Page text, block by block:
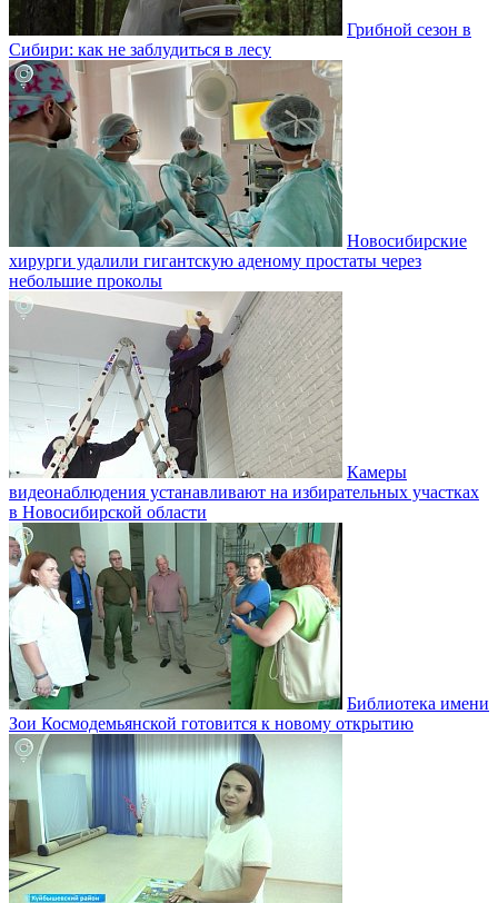
Грибной сезон в
Сибири: как не заблудиться в лесу
Новосибирские
хирурги удалили гигантскую аденому простаты через
небольшие проколы
Камеры
видеонаблюдения устанавливают на избирательных участках
в Новосибирской области
Библиотека имени
Зои Космодемьянской готовится к новому открытию